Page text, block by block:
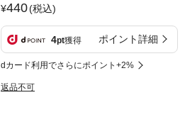
440(税込)
4pt獲得 ポイント詳細
dカード利用でさらにポイント+2%
返品不可